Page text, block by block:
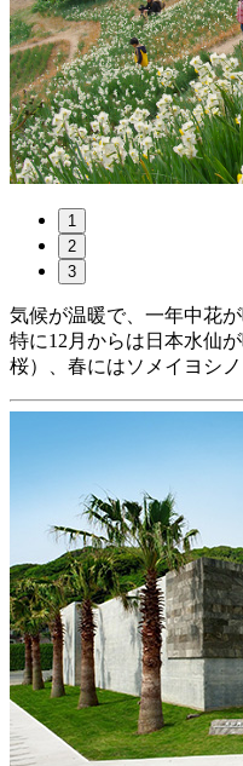
1
2
3
気候が温暖で、一年中花
特に12月からは日本水仙
桜）、春にはソメイヨシノ